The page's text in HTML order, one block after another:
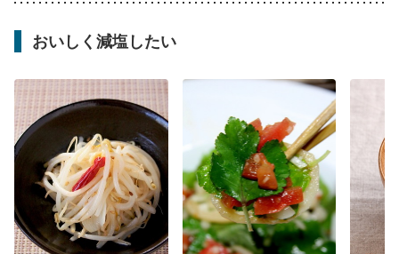
おいしく減塩したい